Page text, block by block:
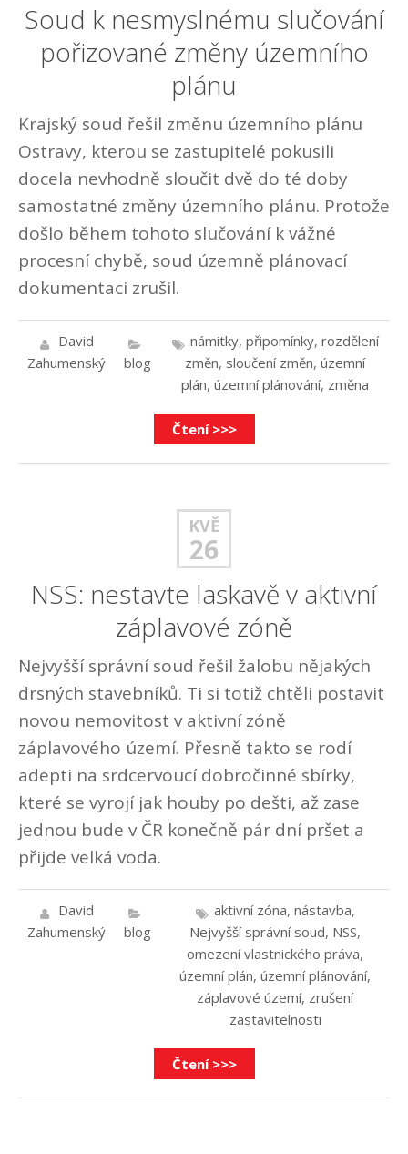
Soud k nesmyslnému slučování
pořizované změny územního
plánu
Krajský soud řešil změnu územního plánu
Ostravy, kterou se zastupitelé pokusili
docela nevhodně sloučit dvě do té doby
samostatné změny územního plánu. Protože
došlo během tohoto slučování k vážné
procesní chybě, soud územně plánovací
dokumentaci zrušil.
David
Zahumenský
blog
námitky, připomínky, rozdělení
změn, sloučení změn, územní
plán, územní plánování, změna
Čtení >>>
KVĚ
26
NSS: nestavte laskavě v aktivní
záplavové zóně
Nejvyšší správní soud řešil žalobu nějakých
drsných stavebníků. Ti si totiž chtěli postavit
novou nemovitost v aktivní zóně
záplavového území. Přesně takto se rodí
adepti na srdcervoucí dobročinné sbírky,
které se vyrojí jak houby po dešti, až zase
jednou bude v ČR konečně pár dní pršet a
přijde velká voda.
David
Zahumenský
blog
aktivní zóna, nástavba,
Nejvyšší správní soud, NSS,
omezení vlastnického práva,
územní plán, územní plánování,
záplavové území, zrušení
zastavitelnosti
Čtení >>>